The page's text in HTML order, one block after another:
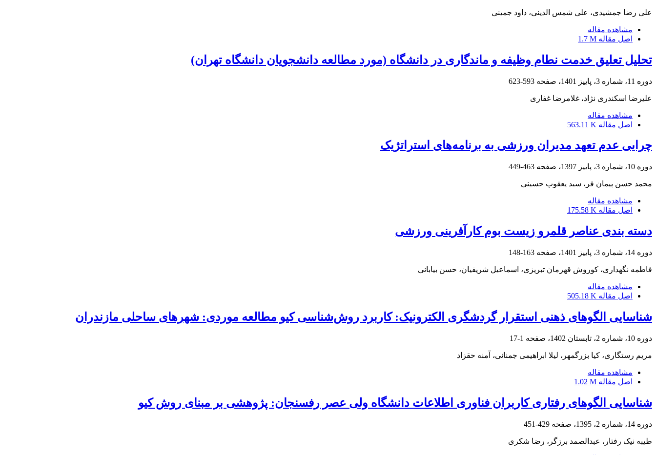
علی رضا جمشیدی، علی شمس الدینی، داود جمینی
مشاهده مقاله
اصل مقاله 1.7 M
تحلیل تعلیق خدمت نطام وظیفه و ماندگاری در دانشگاه (مورد مطالعه دانشجویان دانشگاه تهران)
دوره 11، شماره 3، پاییز 1401، صفحه 593-623
علیرضا اسکندری نژاد، غلامرضا غفاری
مشاهده مقاله
اصل مقاله 563.11 K
چرایی عدم تعهد مدیران ورزشی به برنامه‌های استراتژیک
دوره 10، شماره 3، پاییز 1397، صفحه 463-449
محمد حسن پیمان فر، سید یعقوب حسینی
مشاهده مقاله
اصل مقاله 175.58 K
دسته بندی عناصر قلمرو زیست بوم کارآفرینی ورزشی
دوره 14، شماره 3، پاییز 1401، صفحه 163-148
فاطمه نگهداری، کوروش قهرمان تبریزی، اسماعیل شریفیان، حسن بیابانی
مشاهده مقاله
اصل مقاله 505.18 K
شناسایی الگوهای ذهنی استقرار گردشگری الکترونیک: کاربرد روش‌شناسی کیو مطالعه موردی: شهرهای ساحلی مازندران
دوره 10، شماره 2، تابستان 1402، صفحه 1-17
مریم رستگاری، کیا بزرگمهر، لیلا ابراهیمی جمنانی، آمنه حقزاد
مشاهده مقاله
اصل مقاله 1.02 M
شناسایی الگوهای رفتاری کاربران فناوری اطلاعات دانشگاه ولی عصر رفسنجان: پژوهشی بر مبنای روش کیو
دوره 14، شماره 2، 1395، صفحه 429-451
طیبه نیک رفتار، عبدالصمد برزگر، رضا شکری